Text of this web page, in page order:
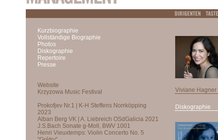
Kurzbiographie
Vollständige Biographie
Photos
Diskographie
Repertoire
Presse
Viviane Hagner
Diskographie